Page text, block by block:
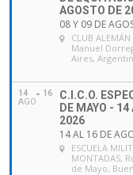
AGOSTO DE
08 Y 09 DE
CLUB
Manuel
Aires,
14
AGO
16
C.I.C.O.
DE MAYO -
2026
14 AL 16 DE
ESCUELA
MONTADAS,
de Mayo,